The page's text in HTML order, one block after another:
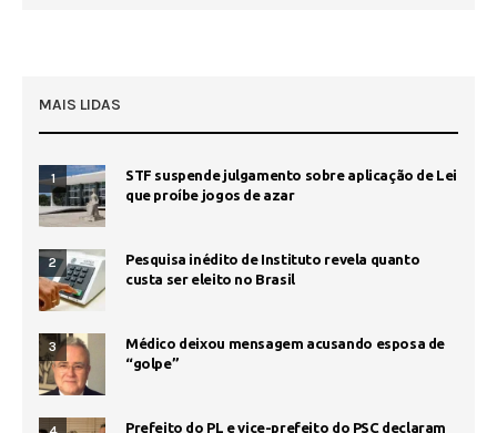
MAIS LIDAS
1
STF suspende julgamento sobre aplicação de Lei
que proíbe jogos de azar
2
Pesquisa inédito de Instituto revela quanto
custa ser eleito no Brasil
3
Médico deixou mensagem acusando esposa de
“golpe”
Prefeito do PL e vice-prefeito do PSC declaram